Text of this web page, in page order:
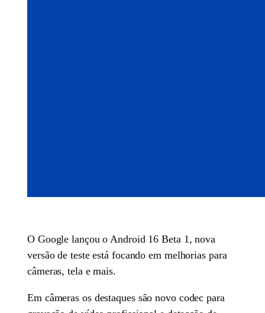
O Google lançou o Android 16 Beta 1, nova
versão de teste está focando em melhorias para
câmeras, tela e mais.
Em câmeras os destaques são novo codec para